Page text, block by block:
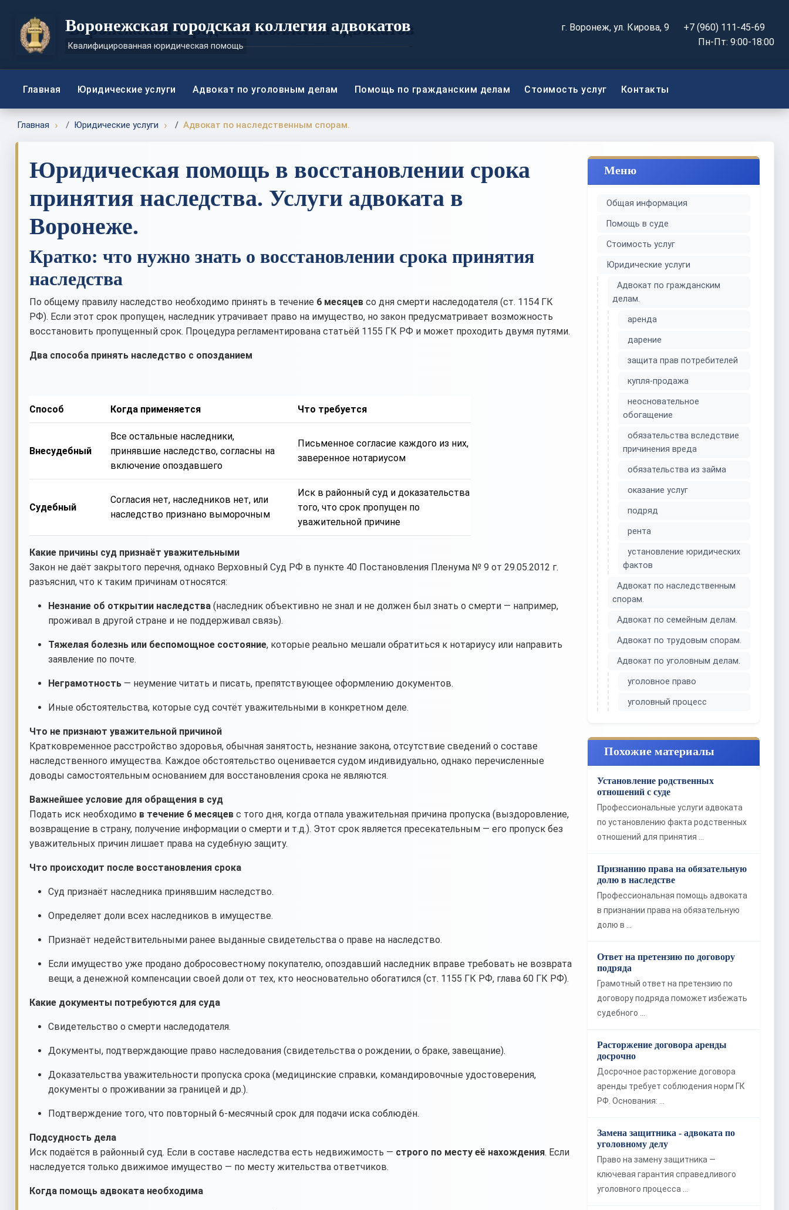
Воронежская городская коллегия адвокатов
Квалифицированная юридическая помощь
г. Воронеж, ул. Кирова, 9
+7 (960) 111-45-69
Пн-Пт: 9:00-18:00
Главная Юридические услуги Адвокат по уголовным делам Помощь по гражданским делам Стоимость услуг Контакты
Главная Юридические услуги Адвокат по наследственным спорам.
Юридическая помощь в восстановлении срока
принятия наследства. Услуги адвоката в
Воронеже.
Кратко: что нужно знать о восстановлении срока принятия
наследства
По общему правилу наследство необходимо принять в течение 6 месяцев со дня смерти наследодателя (ст. 1154 ГК
РФ). Если этот срок пропущен, наследник утрачивает право на имущество, но закон предусматривает возможность
восстановить пропущенный срок. Процедура регламентирована статьёй 1155 ГК РФ и может проходить двумя путями.
Два способа принять наследство с опозданием
Способ Когда применяется Что требуется
Внесудебный
Все остальные наследники,
принявшие наследство, согласны на
включение опоздавшего
Письменное согласие каждого из них,
заверенное нотариусом
Судебный
Согласия нет, наследников нет, или
наследство признано выморочным
Иск в районный суд и доказательства
того, что срок пропущен по
уважительной причине
Какие причины суд признаёт уважительными
Закон не даёт закрытого перечня, однако Верховный Суд РФ в пункте 40 Постановления Пленума № 9 от 29.05.2012 г.
разъяснил, что к таким причинам относятся:
Незнание об открытии наследства (наследник объективно не знал и не должен был знать о смерти — например,
проживал в другой стране и не поддерживал связь).
Тяжелая болезнь или беспомощное состояние, которые реально мешали обратиться к нотариусу или направить
заявление по почте.
Неграмотность — неумение читать и писать, препятствующее оформлению документов.
Иные обстоятельства, которые суд сочтёт уважительными в конкретном деле.
Что не признают уважительной причиной
Кратковременное расстройство здоровья, обычная занятость, незнание закона, отсутствие сведений о составе
наследственного имущества. Каждое обстоятельство оценивается судом индивидуально, однако перечисленные
доводы самостоятельным основанием для восстановления срока не являются.
Важнейшее условие для обращения в суд
Подать иск необходимо в течение 6 месяцев с того дня, когда отпала уважительная причина пропуска (выздоровление,
возвращение в страну, получение информации о смерти и т.д.). Этот срок является пресекательным — его пропуск без
уважительных причин лишает права на судебную защиту.
Что происходит после восстановления срока
Суд признаёт наследника принявшим наследство.
Определяет доли всех наследников в имуществе.
Признаёт недействительными ранее выданные свидетельства о праве на наследство.
Если имущество уже продано добросовестному покупателю, опоздавший наследник вправе требовать не возврата
вещи, а денежной компенсации своей доли от тех, кто неосновательно обогатился (ст. 1155 ГК РФ, глава 60 ГК РФ).
Какие документы потребуются для суда
Свидетельство о смерти наследодателя.
Документы, подтверждающие право наследования (свидетельства о рождении, о браке, завещание).
Доказательства уважительности пропуска срока (медицинские справки, командировочные удостоверения,
документы о проживании за границей и др.).
Подтверждение того, что повторный 6-месячный срок для подачи иска соблюдён.
Подсудность дела
Иск подаётся в районный суд. Если в составе наследства есть недвижимость — строго по месту её нахождения. Если
наследуется только движимое имущество — по месту жительства ответчиков.
Когда помощь адвоката необходима
Меню
Общая информация
Помощь в суде
Стоимость услуг
Юридические услуги
Адвокат по гражданским
делам.
аренда
дарение
защита прав потребителей
купля-продажа
неосновательное
обогащение
обязательства вследствие
причинения вреда
обязательства из займа
оказание услуг
подряд
рента
установление юридических
фактов
Адвокат по наследственным
спорам.
Адвокат по семейным делам.
Адвокат по трудовым спорам.
Адвокат по уголовным делам.
уголовное право
уголовный процесс
Похожие материалы
Установление родственных
отношений с суде
Профессиональные услуги адвоката
по установлению факта родственных
отношений для принятия …
Признанию права на обязательную
долю в наследстве
Профессиональная помощь адвоката
в признании права на обязательную
долю в …
Ответ на претензию по договору
подряда
Грамотный ответ на претензию по
договору подряда поможет избежать
судебного …
Расторжение договора аренды
досрочно
Досрочное расторжение договора
аренды требует соблюдения норм ГК
РФ. Основания: …
Замена защитника - адвоката по
уголовному делу
Право на замену защитника —
ключевая гарантия справедливого
уголовного процесса …